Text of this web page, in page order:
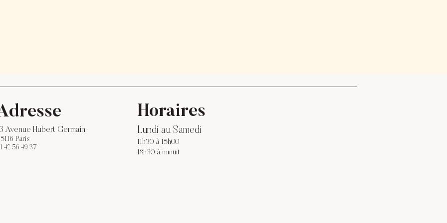
Avenue Hubert Germain
Paris
42 56 49 37
Horaires
Lundi au Samedi
11h30 à 15h00
18h30 à minuit